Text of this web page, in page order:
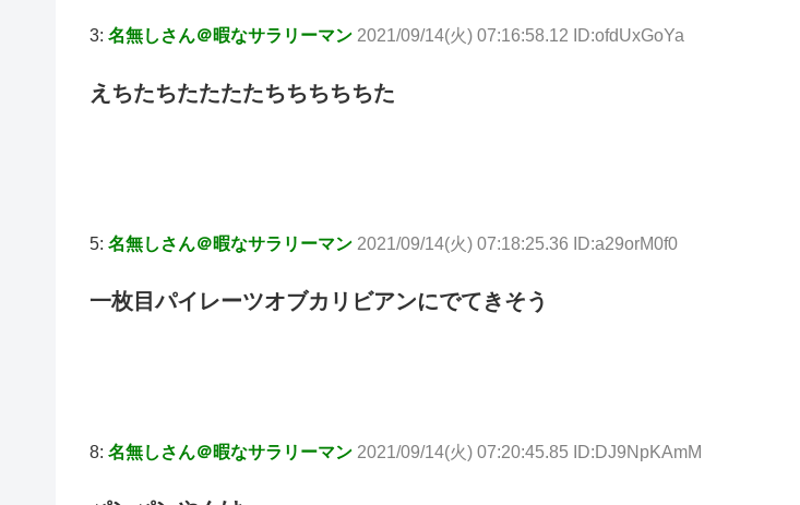
3: 名無しさん＠暇なサラリーマン 2021/09/14(火) 07:16:58.12 ID:ofdUxGoYa
えちたちたたたたちちちちちた
5: 名無しさん＠暇なサラリーマン 2021/09/14(火) 07:18:25.36 ID:a29orM0f0
一枚目パイレーツオブカリビアンにでてきそう
8: 名無しさん＠暇なサラリーマン 2021/09/14(火) 07:20:45.85 ID:DJ9NpKAmM